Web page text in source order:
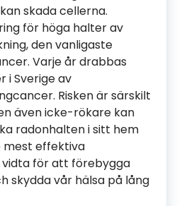
skada cellerna.
för höga halter av
den vanligaste
Varje år drabbas
i Sverige av
Risken är särskilt
även icke-rökare kan
radonhalten i sitt hem
mest effektiva
för att förebygga
skydda vår hälsa på lång